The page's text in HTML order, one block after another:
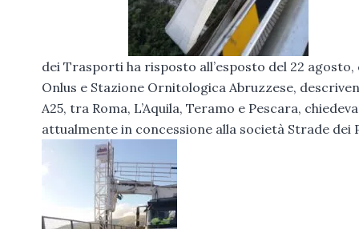
dei Trasporti ha risposto all’esposto del 22
Onlus e Stazione Ornitologica Abruzzese,
A25, tra Roma, L’Aquila, Teramo e Pescara,
attualmente in concessione alla società Strade